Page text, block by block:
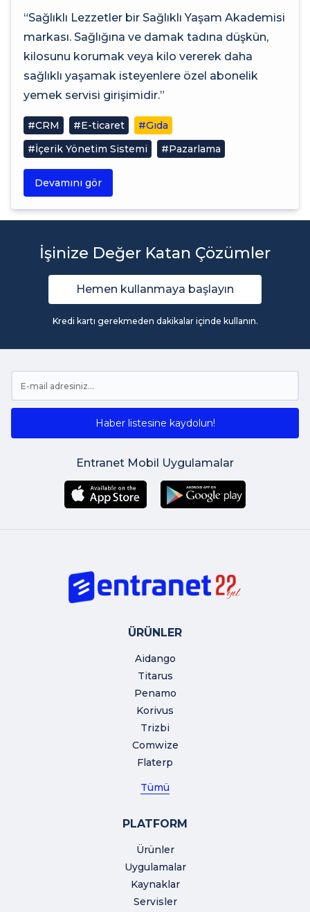
“Sağlıklı Lezzetler bir Sağlıklı Yaşam Akademisi
markası. Sağlığına ve damak tadına düşkün,
kilosunu korumak veya kilo vererek daha
sağlıklı yaşamak isteyenlere özel abonelik
yemek servisi girişimidir.”
#CRM #E-ticaret
#Gıda
#İçerik Yönetim Sistemi
#Pazarlama
Devamını gör
İşinize Değer Katan Çözümler
Hemen kullanmaya başlayın
Kredi kartı gerekmeden dakikalar içinde kullanın.
Haber listesine kaydolun!
Entranet Mobil Uygulamalar
ÜRÜNLER
Aidango
Titarus
Penamo
Korivus
Trizbi
Comwize
Flaterp
Tümü
PLATFORM
Ürünler
Uygulamalar
Kaynaklar
Servisler